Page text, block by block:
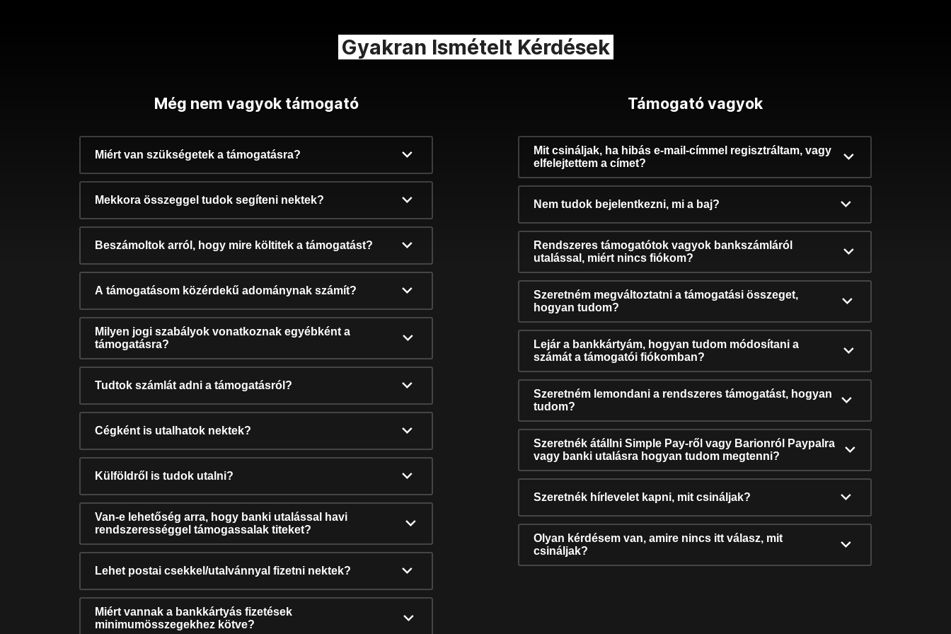
Gyakran Ismételt Kérdések
Még nem vagyok támogató
Miért van szükségetek a támogatásra?
Mekkora összeggel tudok segíteni nektek?
Beszámoltok arról, hogy mire költitek a támogatást?
A támogatásom közérdekű adománynak számít?
Milyen jogi szabályok vonatkoznak egyébként a
támogatásra?
Tudtok számlát adni a támogatásról?
Cégként is utalhatok nektek?
Külföldről is tudok utalni?
Van-e lehetőség arra, hogy banki utalással havi
rendszerességgel támogassalak titeket?
Lehet postai csekkel/utalvánnyal fizetni nektek?
Miért vannak a bankkártyás fizetések
minimumösszegekhez kötve?
Támogató vagyok
Mit csináljak, ha hibás e-mail-címmel regisztráltam, vagy
elfelejtettem a címet?
Nem tudok bejelentkezni, mi a baj?
Rendszeres támogatótok vagyok bankszámláról
utalással, miért nincs fiókom?
Szeretném megváltoztatni a támogatási összeget,
hogyan tudom?
Lejár a bankkártyám, hogyan tudom módosítani a
számát a támogatói fiókomban?
Szeretném lemondani a rendszeres támogatást, hogyan
tudom?
Szeretnék átállni Simple Pay-ről vagy Barionról Paypalra
vagy banki utalásra hogyan tudom megtenni?
Szeretnék hírlevelet kapni, mit csináljak?
Olyan kérdésem van, amire nincs itt válasz, mit
csináljak?